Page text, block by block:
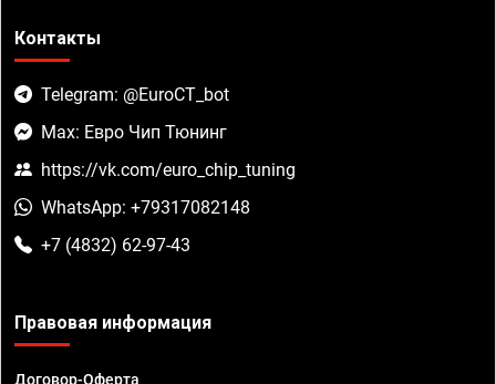
Контакты
Telegram: @EuroCT_bot
Max: Евро Чип Тюнинг
https://vk.com/euro_chip_tuning
WhatsApp: +79317082148
+7 (4832) 62-97-43
Правовая информация
Договор-Оферта